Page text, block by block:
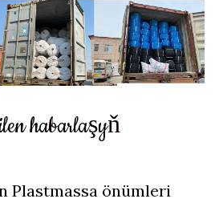
habarlaşyň
Plastmassa önümleri